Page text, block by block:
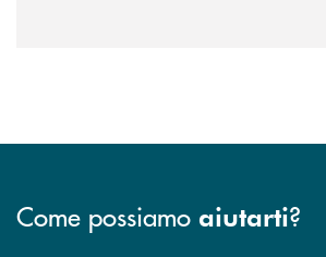
Come possiamo aiutarti?